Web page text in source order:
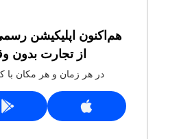
هم‌اکنون اپلیکیشن
از تجارت بدون
در هر زمان و هر مکان با